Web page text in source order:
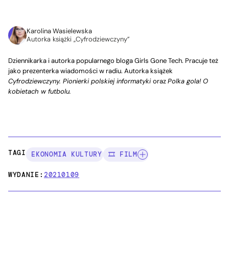
Karolina Wasielewska
Autorka książki „Cyfrodziewczyny”
Dziennikarka i autorka popularnego bloga Girls Gone Tech. Pracuje też
jako prezenterka wiadomości w radiu. Autorka książek
Cyfrodziewczyny. Pionierki polskiej informatykiorazPolka gola! O
kobietach w futbolu.
TAGI: EKONOMIA KULTURY 🎞️ FILM
WYDANIE:20210109